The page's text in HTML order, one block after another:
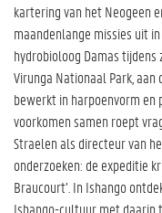
kartering van het Neogeen
maandenlange missies uit
hydrobioloog Damas
Virunga Nationaal Park,
bewerkt in harpoenvorm
voorkomen samen roept
Straelen als directeur van
onderzoeken: de expeditie
Braucourt’. In Ishango
Ishango-cultuur met daarin